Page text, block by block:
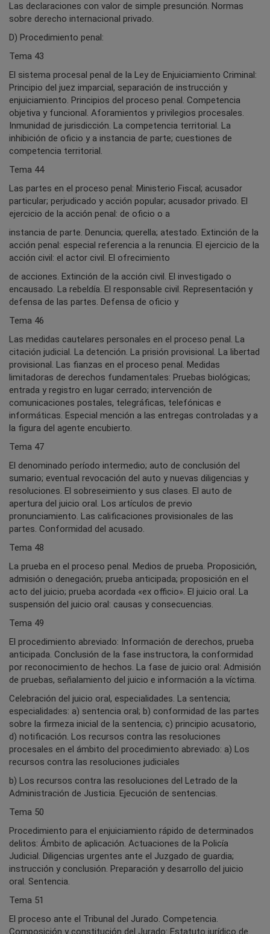
Las declaraciones con valor de simple presunción. Normas
sobre derecho internacional privado.
D) Procedimiento penal:
Tema 43
El sistema procesal penal de la Ley de Enjuiciamiento Criminal:
Principio del juez imparcial, separación de instrucción y
enjuiciamiento. Principios del proceso penal. Competencia
objetiva y funcional. Aforamientos y privilegios procesales.
Inmunidad de jurisdicción. La competencia territorial. La
inhibición de oficio y a instancia de parte; cuestiones de
competencia territorial.
Tema 44
Las partes en el proceso penal: Ministerio Fiscal; acusador
particular; perjudicado y acción popular; acusador privado. El
ejercicio de la acción penal: de oficio o a
instancia de parte. Denuncia; querella; atestado. Extinción de la
acción penal: especial referencia a la renuncia. El ejercicio de la
acción civil: el actor civil. El ofrecimiento
de acciones. Extinción de la acción civil. El investigado o
encausado. La rebeldía. El responsable civil. Representación y
defensa de las partes. Defensa de oficio y
Tema 46
Las medidas cautelares personales en el proceso penal. La
citación judicial. La detención. La prisión provisional. La libertad
provisional. Las fianzas en el proceso penal. Medidas
limitadoras de derechos fundamentales: Pruebas biológicas;
entrada y registro en lugar cerrado; intervención de
comunicaciones postales, telegráficas, telefónicas e
informáticas. Especial mención a las entregas controladas y a
la figura del agente encubierto.
Tema 47
El denominado período intermedio; auto de conclusión del
sumario; eventual revocación del auto y nuevas diligencias y
resoluciones. El sobreseimiento y sus clases. El auto de
apertura del juicio oral. Los artículos de previo
pronunciamiento. Las calificaciones provisionales de las
partes. Conformidad del acusado.
Tema 48
La prueba en el proceso penal. Medios de prueba. Proposición,
admisión o denegación; prueba anticipada; proposición en el
acto del juicio; prueba acordada «ex officio». El juicio oral. La
suspensión del juicio oral: causas y consecuencias.
Tema 49
El procedimiento abreviado: Información de derechos, prueba
anticipada. Conclusión de la fase instructora, la conformidad
por reconocimiento de hechos. La fase de juicio oral: Admisión
de pruebas, señalamiento del juicio e información a la víctima.
Celebración del juicio oral, especialidades. La sentencia;
especialidades: a) sentencia oral; b) conformidad de las partes
sobre la firmeza inicial de la sentencia; c) principio acusatorio,
d) notificación. Los recursos contra las resoluciones
procesales en el ámbito del procedimiento abreviado: a) Los
recursos contra las resoluciones judiciales
b) Los recursos contra las resoluciones del Letrado de la
Administración de Justicia. Ejecución de sentencias.
Tema 50
Procedimiento para el enjuiciamiento rápido de determinados
delitos: Ámbito de aplicación. Actuaciones de la Policía
Judicial. Diligencias urgentes ante el Juzgado de guardia;
instrucción y conclusión. Preparación y desarrollo del juicio
oral. Sentencia.
Tema 51
El proceso ante el Tribunal del Jurado. Competencia.
Composición y constitución del Jurado: Estatuto jurídico de